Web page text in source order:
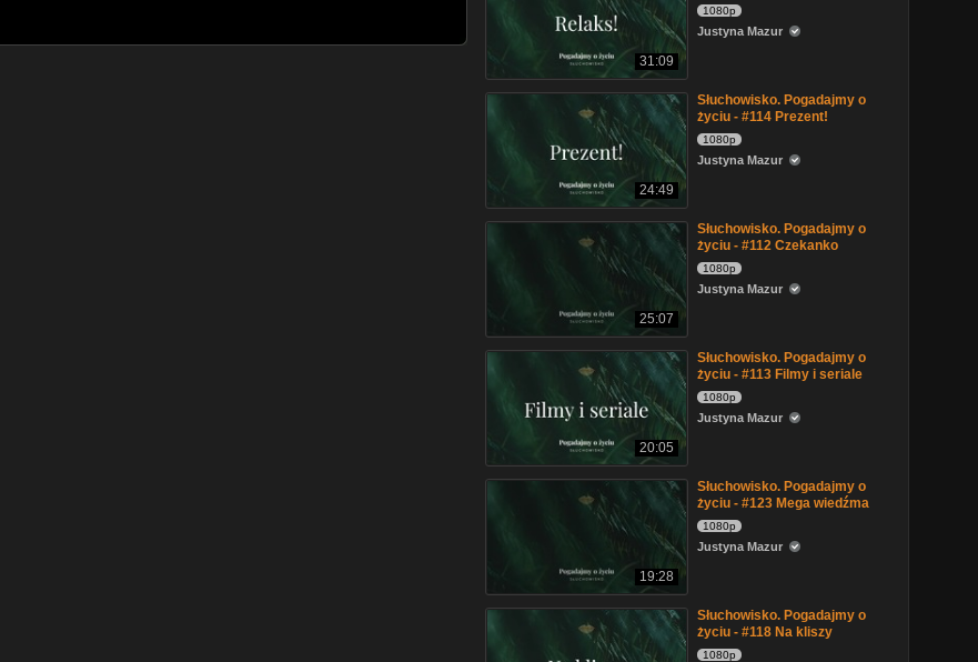
31:09
1080p
Justyna Mazur
24:49
Słuchowisko. Pogadajmy o
życiu - #114 Prezent!
1080p
Justyna Mazur
25:07
Słuchowisko. Pogadajmy o
życiu - #112 Czekanko
1080p
Justyna Mazur
20:05
Słuchowisko. Pogadajmy o
życiu - #113 Filmy i seriale
1080p
Justyna Mazur
19:28
Słuchowisko. Pogadajmy o
życiu - #123 Mega wiedźma
1080p
Justyna Mazur
Słuchowisko. Pogadajmy o
życiu - #118 Na kliszy
1080p